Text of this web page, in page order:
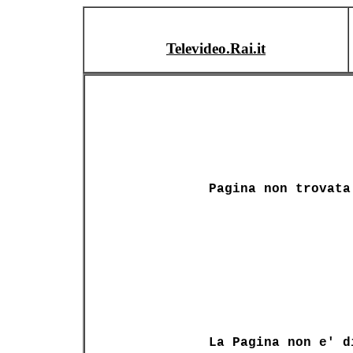
Televideo.Rai.it
Pagina non trovata
La Pagina non e'